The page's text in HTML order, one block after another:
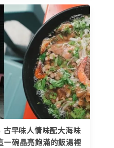
早味人情味配大海味
一碗晶亮飽滿的飯湯裡